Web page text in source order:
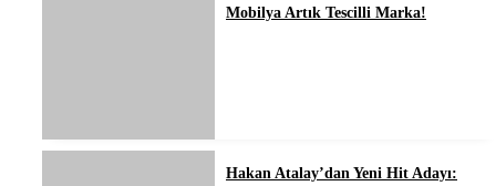
Mobilya Artık Tescilli Marka!
Hakan Atalay’dan Yeni Hit Adayı: